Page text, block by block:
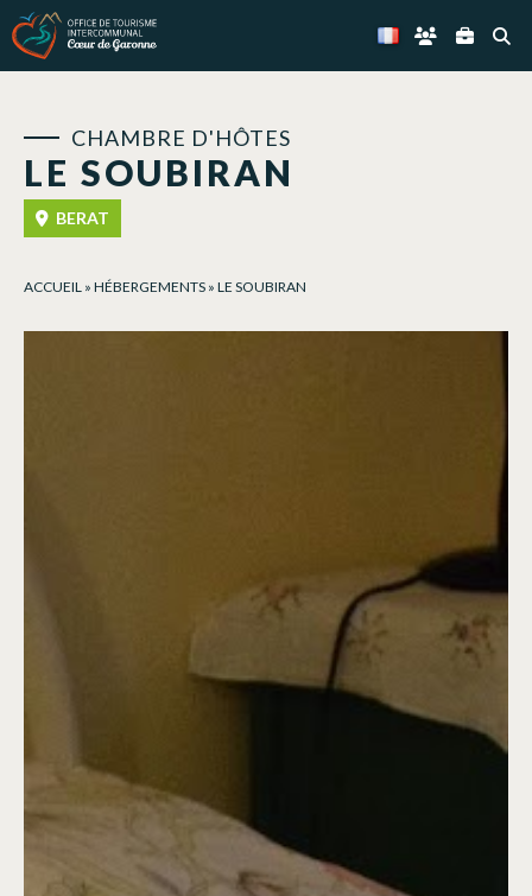
LE SOUBIRAN
CHAMBRE D'HÔTES
BERAT
ACCUEIL » HÉBERGEMENTS » LE SOUBIRAN
Panneau de gestion des cookies